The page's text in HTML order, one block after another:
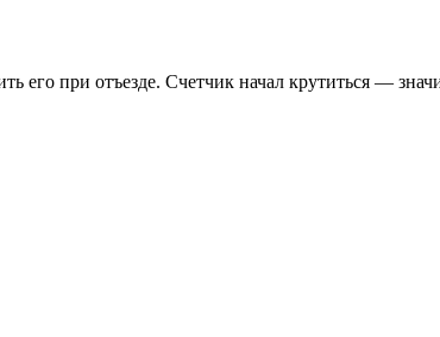
при отъезде. Счетчик начал крутиться —